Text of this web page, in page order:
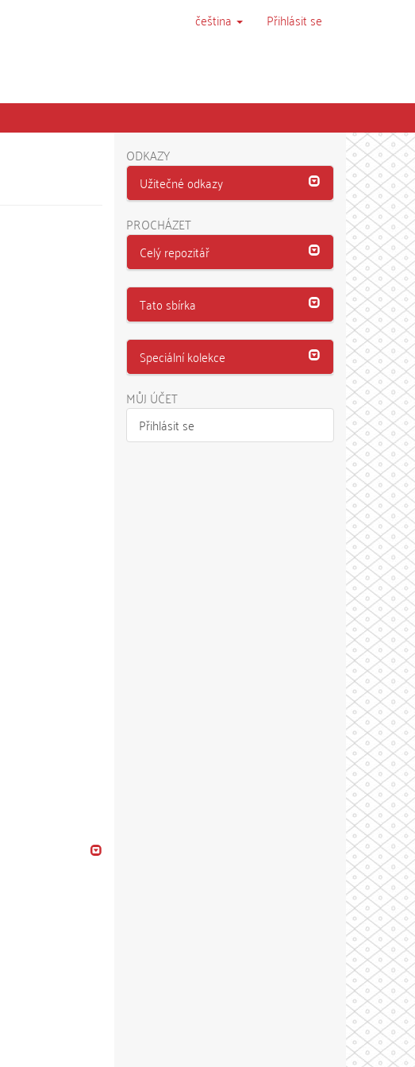
čeština Přihlásit se
ODKAZY
Užitečné odkazy
PROCHÁZET
Celý repozitář
Tato sbírka
Speciální kolekce
MŮJ ÚČET
Přihlásit se